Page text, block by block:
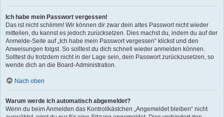
Ich habe mein Passwort vergessen!
Das ist nicht schlimm! Wir können dir zwar dein altes Passwort nicht wieder
mitteilen, du kannst es jedoch zurücksetzen. Dies machst du, indem du auf der
Anmelde-Seite auf „Ich habe mein Passwort vergessen“ klickst und den
Anweisungen folgst. So solltest du dich schnell wieder anmelden können.
Solltest du trotzdem nicht in der Lage sein, dein Passwort zurückzusetzen, so
wende dich an die Board-Administration.
Nach oben
Warum werde ich automatisch abgemeldet?
Wenn du beim Anmelden das Kontrollkästchen „Angemeldet bleiben“ nicht